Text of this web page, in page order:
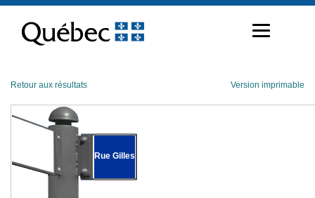
contenu
Retour aux résultats Version imprimable
Rue Gilles